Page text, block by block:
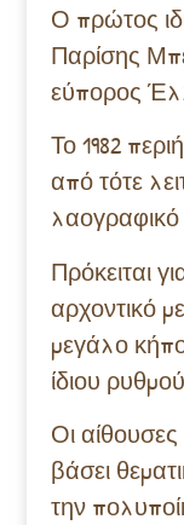
Ο πρώτος
Παρίσης
εύπορος
Το 1982
από τότε
λαογραφικό
Πρόκειται
αρχοντικό
μεγάλο
ίδιου
Οι αίθουσες
βάσει
την